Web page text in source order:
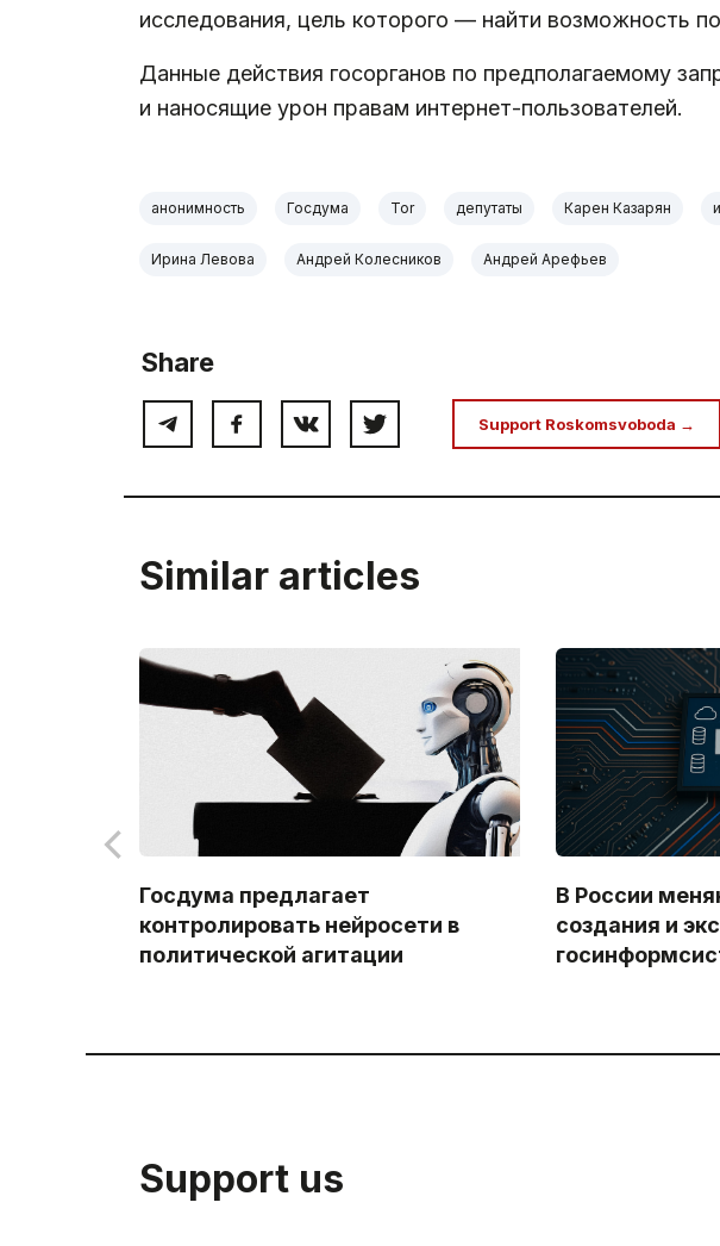
исследования, цель которого — найти возможность
Данные действия госорганов по предполагаемому
и наносящие урон правам интернет-пользователей.
анонимность Госдума Tor депутаты Карен Казарян
Ирина Левова Андрей Колесников Андрей Арефьев
Share
Support Roskomsvoboda →
Similar articles
Госдума предлагает
контролировать нейросети в
политической агитации
В России
создания и
Support us